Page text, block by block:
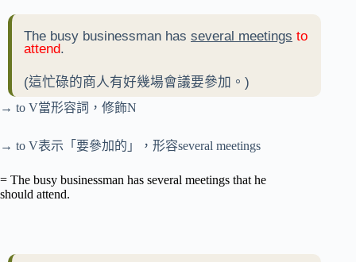
The busy businessman has several meetings to
attend.
(這忙碌的商人有好幾場會議要參加。)
→ to V當形容詞，修飾N
→ to V表示「要參加的」，形容several meetings
= The busy businessman has several meetings that he
should attend.